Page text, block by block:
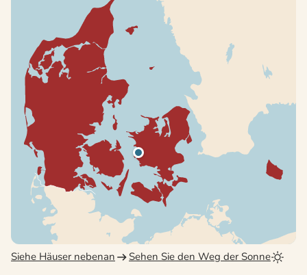
Siehe Häuser nebenan Sehen Sie den Weg der Sonne